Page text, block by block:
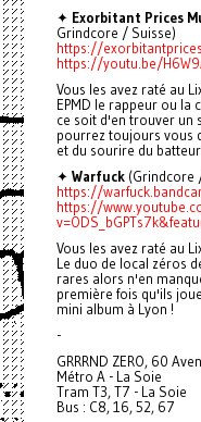
✦ Exorbitant Prices
Grindcore / Suisse)
https://
https://youtu.be/
Vous les avez raté au
EPMD le rappeur ou la
ce soit d'en trouver un
pourrez toujours vous
et du sourire du
✦ Warfuck(Grindcore
https://
https://
Vous les avez raté au
Le duo de local zéros
rares alors n'en
première fois qu'ils
mini album à Lyon !
-
GRRRND ZERO, 60
Métro A - La Soie
Tram T3, T7 - La Soie
Bus : C8, 16, 52, 67